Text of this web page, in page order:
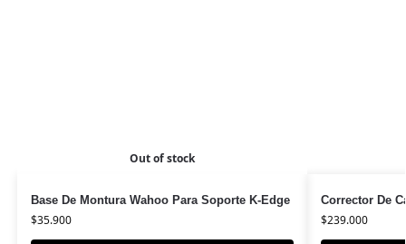
Out of stock
Base De Montura Wahoo Para Soporte K-Edge
$35.900
Corrector De
$239.000